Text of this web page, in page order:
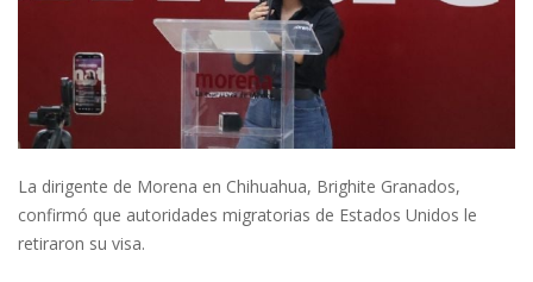
La dirigente de Morena en Chihuahua, Brighite Granados,
confirmó que autoridades migratorias de Estados Unidos le
retiraron su visa.